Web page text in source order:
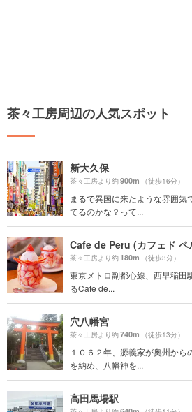
茶々工房周辺の人気スポット
新大久保
茶々工房より約900m （徒歩16分）
まるで異国に来たような雰囲気
てるのかな？って...
Cafe de Peru (カフェド ペ
茶々工房より約180m （徒歩3分）
東京メトロ副都心線、西早稲田
るCafe de...
穴八幡宮
茶々工房より約740m （徒歩13分）
１０６２年、源義家が奥州か
を納め、八幡神を...
高田馬場駅